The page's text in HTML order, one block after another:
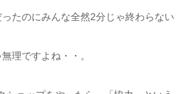
ったのにみんな全然2分じゃ終わらない
理ですよね・・。